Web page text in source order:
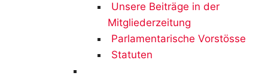
Unsere Beiträge in der
Mitgliederzeitung
Parlamentarische Vorstösse
Statuten